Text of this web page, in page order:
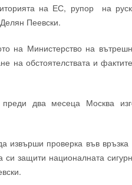
на ЕС, рупор на
Пеевски.
на Министерство на
на обстоятелствата и
два месеца Москва
извърши проверка във връзка
защити националната